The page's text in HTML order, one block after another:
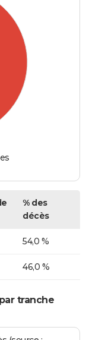
% des
décès
54,0 %
46,0 %
tranche